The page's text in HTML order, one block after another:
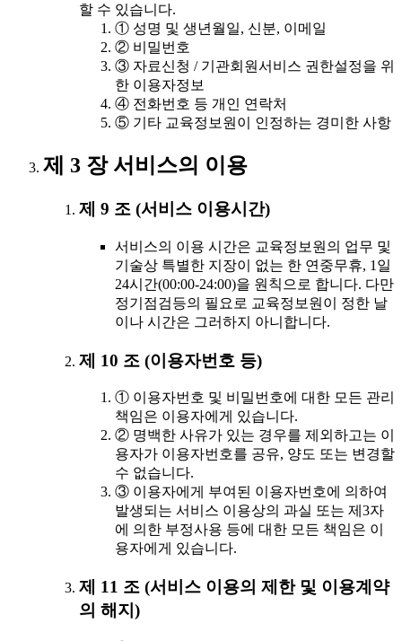
할 수 있습니다.
① 성명 및 생년월일, 신분, 이메일
② 비밀번호
③ 자료신청 / 기관회원서비스 권한설정을 위
한 이용자정보
④ 전화번호 등 개인 연락처
⑤ 기타 교육정보원이 인정하는 경미한 사항
제 3 장 서비스의 이용
제 9 조 (서비스 이용시간)
서비스의 이용 시간은 교육정보원의 업무 및
기술상 특별한 지장이 없는 한 연중무휴, 1일
24시간(00:00-24:00)을 원칙으로 합니다. 다만
정기점검등의 필요로 교육정보원이 정한 날
이나 시간은 그러하지 아니합니다.
제 10 조 (이용자번호 등)
① 이용자번호 및 비밀번호에 대한 모든 관리
책임은 이용자에게 있습니다.
② 명백한 사유가 있는 경우를 제외하고는 이
용자가 이용자번호를 공유, 양도 또는 변경할
수 없습니다.
③ 이용자에게 부여된 이용자번호에 의하여
발생되는 서비스 이용상의 과실 또는 제3자
에 의한 부정사용 등에 대한 모든 책임은 이
용자에게 있습니다.
제 11 조 (서비스 이용의 제한 및 이용계약
의 해지)